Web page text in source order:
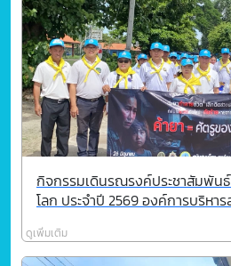
กิจกรรมเดินรณรงค์ประชาสัมพัน
โลก ประจำปี 2569 องค์การบริหา
ดูเพิ่มเติม